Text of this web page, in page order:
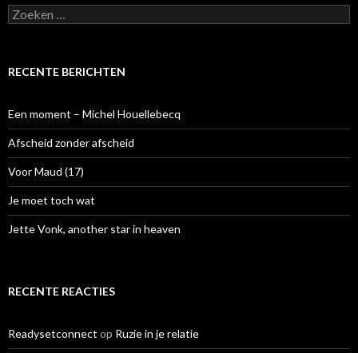
Z
o
e
a
a
r
:
RECENTE BERICHTEN
Een moment – Michel Houellebecq
Afscheid zonder afscheid
Voor Maud (17)
Je moet toch wat
Jette Vonk, another star in heaven
RECENTE REACTIES
Readysetconnect op Ruzie in je relatie